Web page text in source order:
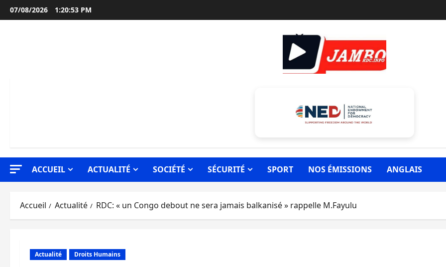
Aller
au
07/08/2026 1:20:54 PM
ACCUEIL ACTUALITÉ SOCIÉTÉ SÉCURITÉ SPORT NOS ÉMISSIONS ANGLAIS
Accueil Actualité RDC: « un Congo debout ne sera jamais balkanisé » rappelle M.Fayulu
Actualité Droits Humains